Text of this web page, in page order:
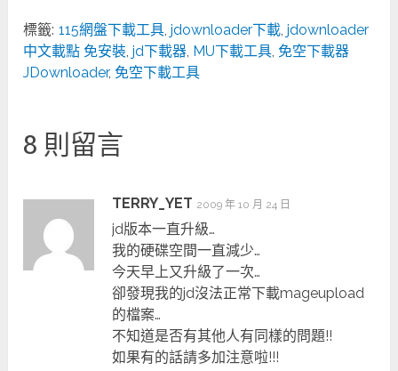
標籤: 115網盤下載工具 ,jdownloader下載 ,jdownloader
中文載點 免安裝 ,jd下載器 MU下載工具 免空下載器
JDownloader, 免空下載工具
8 則留言
TERRY_YET 2009 年 10 月 24 日
jd版本一直升級…
我的硬碟空間一直減少…
今天早上又升級了一次…
卻發現我的jd沒法正常下載mageupload
的檔案…
不知道是否有其他人有同樣的問題!!
如果有的話請多加注意啦!!!